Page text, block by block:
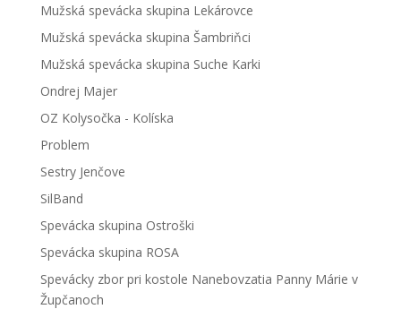
Mužská spevácka skupina Lekárovce
Mužská spevácka skupina Šambriňci
Mužská spevácka skupina Suche Karki
Ondrej Majer
OZ Kolysočka - Kolíska
Problem
Sestry Jenčove
SilBand
Spevácka skupina Ostroški
Spevácka skupina ROSA
Spevácky zbor pri kostole Nanebovzatia Panny Márie v
Župčanoch